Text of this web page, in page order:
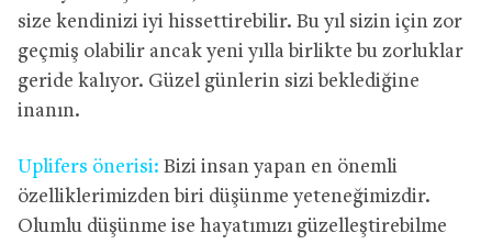
size kendinizi iyi hissettirebilir. Bu yıl sizin için zor
geçmiş olabilir ancak yeni yılla birlikte bu zorluklar
geride kalıyor. Güzel günlerin sizi beklediğine
inanın.
Uplifers önerisi: Bizi insan yapan en önemli
özelliklerimizden biri düşünme yeteneğimizdir.
Olumlu düşünme ise hayatımızı güzelleştirebilme